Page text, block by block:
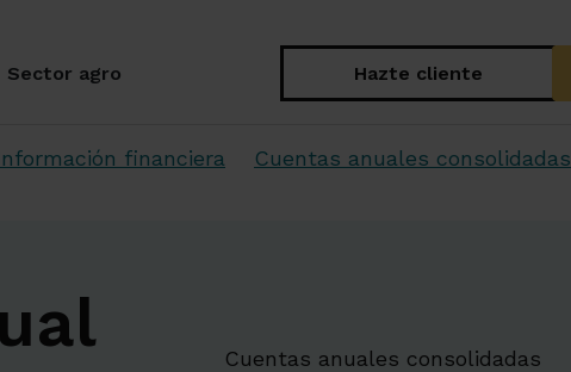
Sector agro Hazte cliente
financiera
Cuentas anuales consolidadas
Cuentas anuales consolidadas